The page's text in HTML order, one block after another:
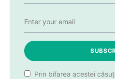
Prin bifarea acestei